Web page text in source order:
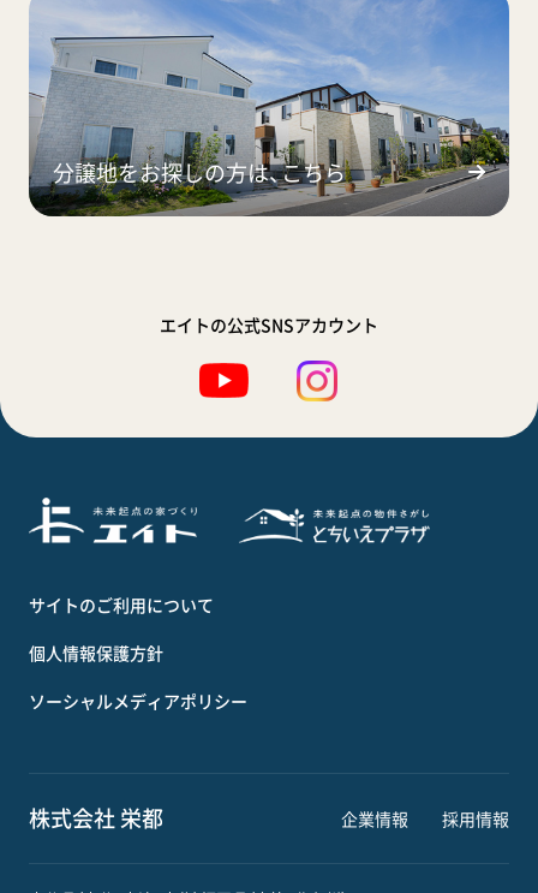
分譲地をお探しの方は、こちら
エイトの公式SNSアカウント
サイトのご利用について
個人情報保護方針
ソーシャルメディアポリシー
株式会社 栄都 企業情報 採用情報